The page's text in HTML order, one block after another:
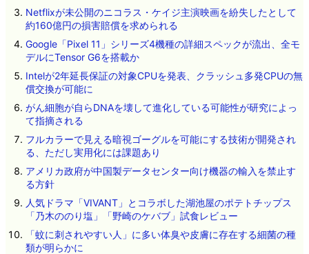
Netflixが未公開のニコラス・ケイジ主演映画を紛失したとして
約160億円の損害賠償を求められる
Google「Pixel 11」シリーズ4機種の詳細スペックが流出、全モ
デルにTensor G6を搭載か
Intelが2年延長保証の対象CPUを発表、クラッシュ多発CPUの無
償交換が可能に
がん細胞が自らDNAを壊して進化している可能性が研究によっ
て指摘される
フルカラーで見える暗視ゴーグルを可能にする技術が開発され
る、ただし実用化には課題あり
アメリカ政府が中国製データセンター向け機器の輸入を禁止す
る方針
人気ドラマ「VIVANT」とコラボした湖池屋のポテトチップス
「乃木ののり塩」「野崎のケバブ」試食レビュー
「蚊に刺されやすい人」に多い体臭や皮膚に存在する細菌の種
類が明らかに